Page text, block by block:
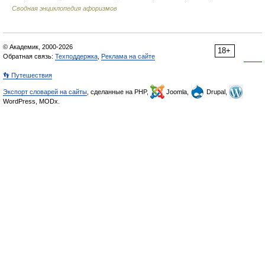
Сводная энциклопедия афоризмов
18+
© Академик, 2000-2026
Обратная связь: Техподдержка Реклама на сайте
👣 Путешествия
Экспорт словарей на сайты , сделанные на PHP, Joomla,
Drupal,
WordPress, MODx.